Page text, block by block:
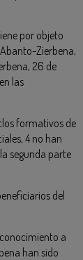
por objeto
Zierbena,
26 de
las
formativos de
4 no han
segunda parte
del
a
han sido